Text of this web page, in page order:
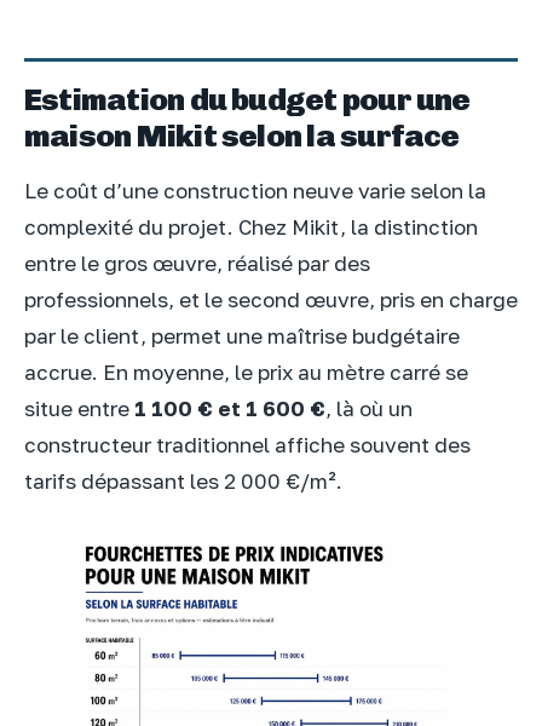
Estimation du budget pour une
maison Mikit selon la surface
Le coût d’une construction neuve varie selon la
complexité du projet. Chez Mikit, la distinction
entre le gros œuvre, réalisé par des
professionnels, et le second œuvre, pris en charge
par le client, permet une maîtrise budgétaire
accrue. En moyenne, le prix au mètre carré se
situe entre 1 100 € et 1 600 €, là où un
constructeur traditionnel affiche souvent des
tarifs dépassant les 2 000 €/m².